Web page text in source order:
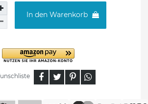
In den Warenkorb